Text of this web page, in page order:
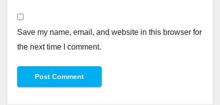
Save my name, email, and website in this browser for
the next time I comment.